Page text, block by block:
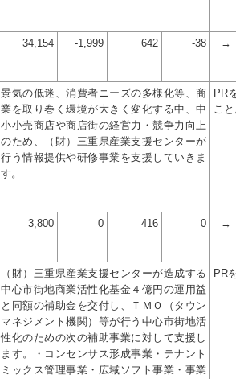
34,154 -1,999 642 -38 →
景気の低迷、消費者ニーズの多様化等、商
業を取り巻く環境が大きく変化する中、中
小小売商店や商店街の経営力・競争力向上
のため、（財）三重県産業支援センターが
行う情報提供や研修事業を支援していきま
す。
PRを
こと。
3,800 0 416 0 →
（財）三重県産業支援センターが造成する
中心市街地商業活性化基金４億円の運用益
と同額の補助金を交付し、ＴＭＯ（タウン
マネジメント機関）等が行う中心市街地活
性化のための次の補助事業に対して支援し
ます。・コンセンサス形成事業・テナント
ミックス管理事業・広域ソフト事業・事業
PRを